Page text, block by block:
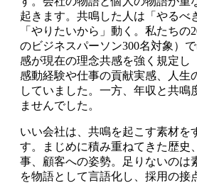
起きます。共鳴した人は「やるべ
「やりたいから」動く。私たちの
のビジネスパーソン300名対象）
感が現在の理念共感を強く規定し
感動経験や仕事の貢献実感、人生
していました。一方、年収と共鳴
ませんでした。
いい会社は、共鳴を起こす素材を
す。まじめに積み重ねてきた歴史
事、顧客への姿勢。足りないのは
を物語として言語化し、採用の接